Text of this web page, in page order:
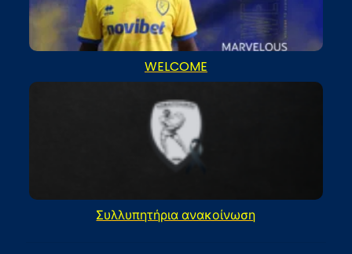
WELCOME
Συλλυπητήρια ανακοίνωση